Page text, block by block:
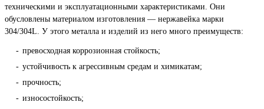
техническими и эксплуатационными характеристиками. Они
обусловлены материалом изготовления — нержавейка марки
304/304L. У этого металла и изделий из него много преимуществ:
превосходная коррозионная стойкость;
устойчивость к агрессивным средам и химикатам;
прочность;
износостойкость;